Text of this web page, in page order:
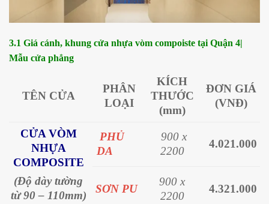
3.1 Giá cánh, khung cửa nhựa vòm compoiste tại Quận 4|
Mẫu cửa phẳng
TÊN CỬA
PHÂN
LOẠI
KÍCH
THƯỚC
(mm)
ĐƠN GIÁ
(VNĐ)
CỬA VÒM
NHỰA
COMPOSITE
(Độ dày tường
từ 90 – 110mm)
PHỦ
DA
900 x
2200
4.021.000
SƠN PU
900 x
2200
4.321.000